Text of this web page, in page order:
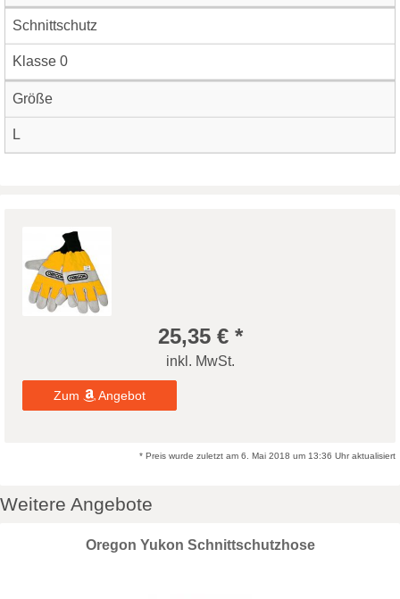
Schnittschutz
Klasse 0
Größe
L
25,35 € *
inkl. MwSt.
Zum Angebot
* Preis wurde zuletzt am 6. Mai 2018 um 13:36 Uhr aktualisiert
Weitere Angebote
Oregon Yukon Schnittschutzhose